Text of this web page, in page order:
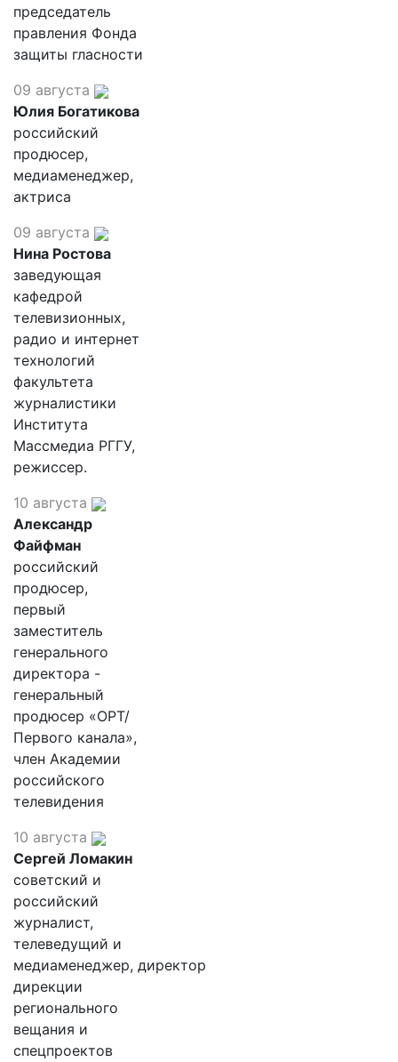
председатель
правления Фонда
защиты гласности
09 августа
Юлия Богатикова
российский
продюсер,
медиаменеджер,
актриса
09 августа
Нина Ростова
заведующая
кафедрой
телевизионных,
радио и интернет
технологий
факультета
журналистики
Института
Массмедиа РГГУ,
режиссер.
10 августа
Александр
Файфман
российский
продюсер,
первый
заместитель
генерального
директора -
генеральный
продюсер «ОРТ/
Первого канала»,
член Академии
российского
телевидения
10 августа
Сергей Ломакин
советский и
российский
журналист,
телеведущий и
медиаменеджер, директор
дирекции
регионального
вещания и
спецпроектов